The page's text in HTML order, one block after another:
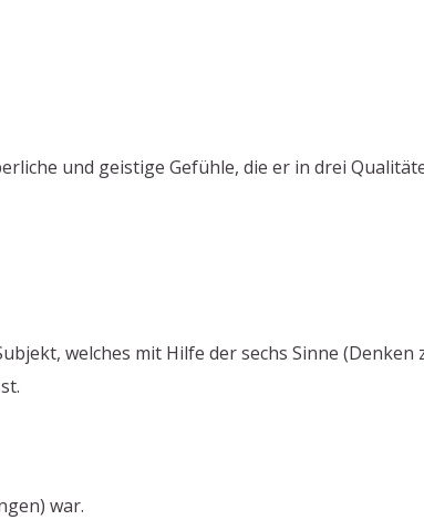
und geistige Gefühle, die er in drei
welches mit Hilfe der sechs Sinne (Denken
war.